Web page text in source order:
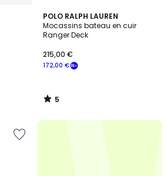
POLO RALPH LAUREN
Mocassins bateau en cuir
Ranger Deck
172,00 €
215,00 €
5
/
5
5
/